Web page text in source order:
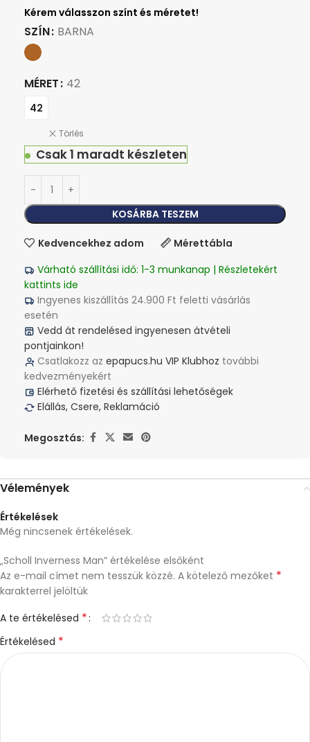
SZÍN BARNA
MÉRET 42
42
Törlés
Csak 1 maradt készleten
KOSÁRBA TESZEM
Kedvencekhez adom
Mérettábla
Várható szállítási idő: 1-3 munkanap | Részletekért
kattints ide
Ingyenes kiszállítás 24.900 Ft feletti vásárlás
esetén
Vedd át rendelésed ingyenesen átvételi
pontjainkon!
Csatlakozz az epapucs.hu VIP Klubhoz további
kedvezményekért
Elérhető fizetési és szállítási lehetőségek
Elállás, Csere, Reklamáció
Megosztás:
Vélemények
Értékelések
Még nincsenek értékelések.
„Scholl Inverness Man” értékelése elsőként
Az e-mail címet nem tesszük közzé. A kötelező mezőket *
karakterrel jelöltük
A te értékelésed *
Értékelésed *